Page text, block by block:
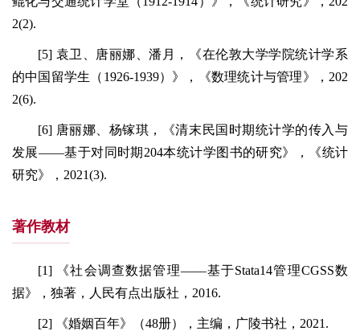
2(2).
[5] 袁卫、唐丽娜、潘月，《在伦敦大学学院统计学系
的中国留学生（1926-1939）》，《数理统计与管理》，202
2(6).
[6] 唐丽娜、杨镓琪，《清末民国时期统计学的传入与
发展——基于对同时期204本统计学图书的研究》，《统计
研究》，2021(3).
著作教材
[1] 《社会调查数据管理——基于Stata14管理CGSS数
据》，独著，人民有点出版社，2016.
[2] 《婚姻百年》（48册），主编，广陵书社，2021.